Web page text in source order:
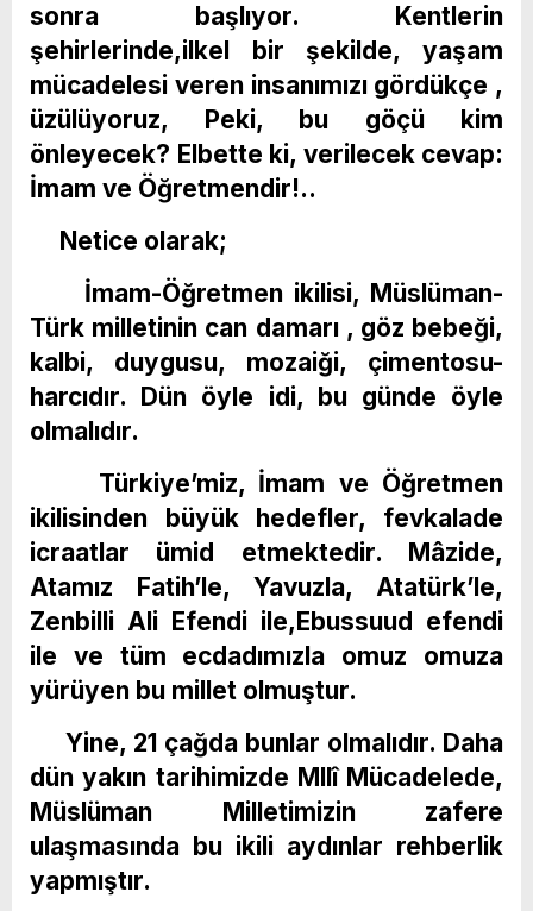
sonra başlıyor. Kentlerin
şehirlerinde,ilkel bir şekilde, yaşam
mücadelesi veren insanımızı gördükçe ,
üzülüyoruz, Peki, bu göçü kim
önleyecek? Elbette ki, verilecek cevap:
İmam ve Öğretmendir!..
Netice olarak;
İmam-Öğretmen ikilisi, Müslüman-
Türk milletinin can damarı , göz bebeği,
kalbi, duygusu, mozaiği, çimentosu-
harcıdır. Dün öyle idi, bu günde öyle
olmalıdır.
Türkiye’miz, İmam ve Öğretmen
ikilisinden büyük hedefler, fevkalade
icraatlar ümid etmektedir. Mâzide,
Atamız Fatih’le, Yavuzla, Atatürk’le,
Zenbilli Ali Efendi ile,Ebussuud efendi
ile ve tüm ecdadımızla omuz omuza
yürüyen bu millet olmuştur.
Yine, 21 çağda bunlar olmalıdır. Daha
dün yakın tarihimizde Mllî Mücadelede,
Müslüman Milletimizin zafere
ulaşmasında bu ikili aydınlar rehberlik
yapmıştır.